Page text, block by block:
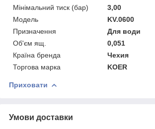
Мінімальний тиск (бар)
3,00
Мoдель
KV.0600
Призначення
Для води
Об'єм ящ.
0,051
Країна бренда
Чехия
Торгова марка
KOER
Приховати
Умови доставки